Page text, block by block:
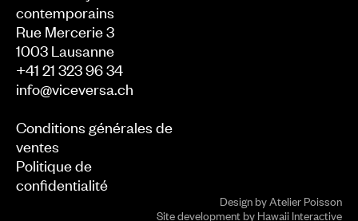
contemporains
Rue Mercerie 3
1003 Lausanne
+41 21 323 96 34
info@viceversa.ch
Conditions générales de
ventes
Politique de
confidentialité
Design byAtelier Poisson
Site development byHawaii Interactive